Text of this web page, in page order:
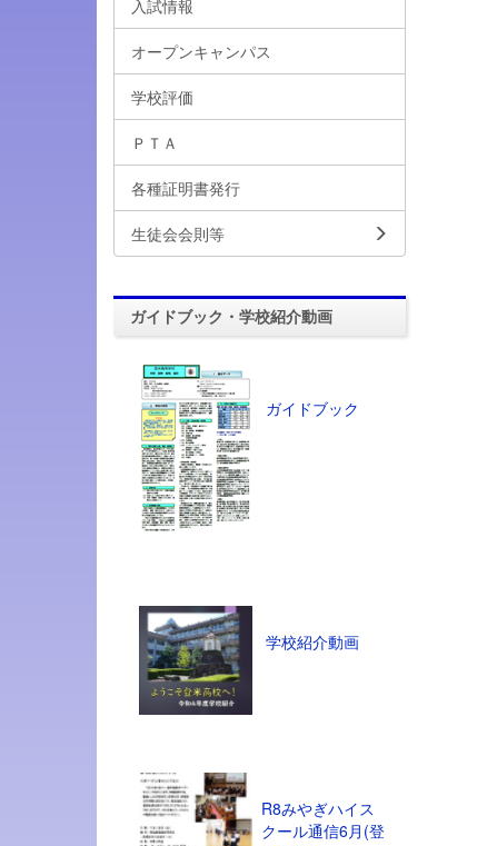
入試情報
オープンキャンパス
学校評価
ＰＴＡ
各種証明書発行
生徒会会則等
ガイドブック・学校紹介動画
ガイドブック
学校紹介動画
R8みやぎハイス
クール通信6月(登